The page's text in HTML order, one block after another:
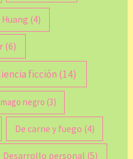
Huang (4)
(6)
ficción (14)
negro (3)
De carne y fuego (4)
Desarrollo personal (5)